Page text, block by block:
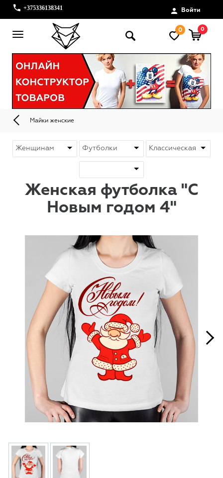
+375336138341 Войти
0 0
Майки женские
Женская футболка "С
Новым годом 4"